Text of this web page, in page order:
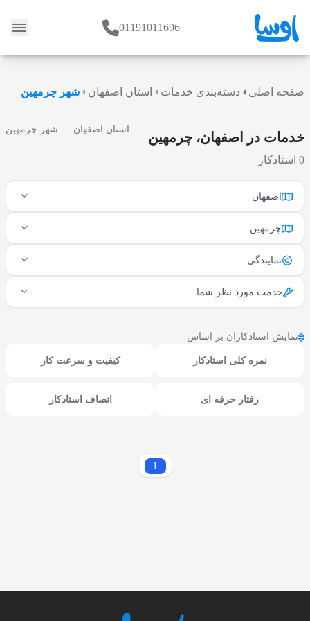
وبلاگ 01191011696
صفحه اصلی دسته‌بندی خدمات استان اصفهان شهر چرمهین
خدمات در اصفهان، چرمهین
0 استادکار
استان اصفهان — شهر چرمهین
اصفهان
چرمهین
نمایندگی
خدمت مورد نظر شما
نمایش استادکاران بر اساس
نمره کلی استادکار کیفیت و سرعت کار
رفتار حرفه ای انصاف استادکار
1